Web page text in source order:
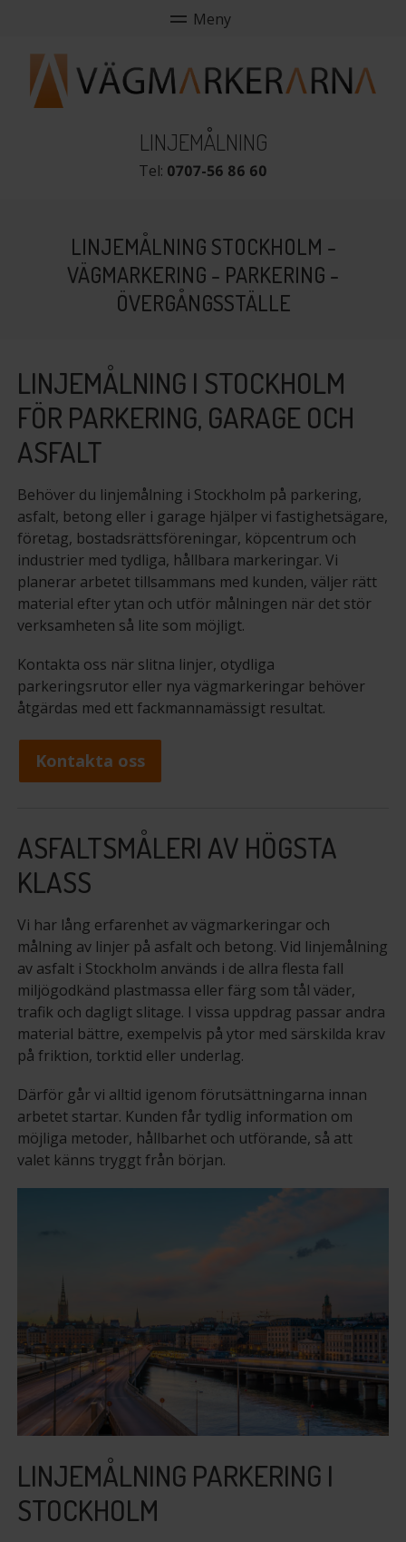
LINJEMÅLNING
Tel: 0707-56 86 60
LINJEMÅLNING STOCKHOLM -
VÄGMARKERING - PARKERING -
ÖVERGÅNGSSTÄLLE
LINJEMÅLNING I STOCKHOLM
FÖR PARKERING, GARAGE OCH
ASFALT
Behöver du linjemålning i Stockholm på parkering,
asfalt, betong eller i garage hjälper vi fastighetsägare,
företag, bostadsrättsföreningar, köpcentrum och
industrier med tydliga, hållbara markeringar. Vi
planerar arbetet tillsammans med kunden, väljer rätt
material efter ytan och utför målningen när det stör
verksamheten så lite som möjligt.
Kontakta oss när slitna linjer, otydliga
parkeringsrutor eller nya vägmarkeringar behöver
åtgärdas med ett fackmannamässigt resultat.
Kontakta oss
ASFALTSMÅLERI AV HÖGSTA
KLASS
Vi har lång erfarenhet av vägmarkeringar och
målning av linjer på asfalt och betong. Vid linjemålning
av asfalt i Stockholm används i de allra flesta fall
miljögodkänd plastmassa eller färg som tål väder,
trafik och dagligt slitage. I vissa uppdrag passar andra
material bättre, exempelvis på ytor med särskilda krav
på friktion, torktid eller underlag.
Därför går vi alltid igenom förutsättningarna innan
arbetet startar. Kunden får tydlig information om
möjliga metoder, hållbarhet och utförande, så att
valet känns tryggt från början.
LINJEMÅLNING PARKERING I
STOCKHOLM